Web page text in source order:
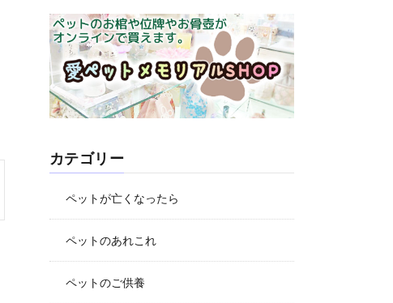
カテゴリー
ペットが亡くなったら
ペットのあれこれ
ペットのご供養